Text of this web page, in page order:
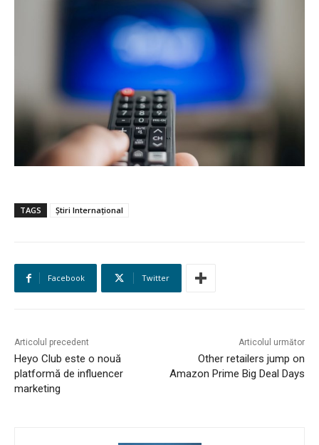
TAGS Știri Internațional
Facebook Twitter
Articolul precedent
Heyo Club este o nouă
platformă de influencer
marketing
Articolul următor
Other retailers jump on
Amazon Prime Big Deal Days